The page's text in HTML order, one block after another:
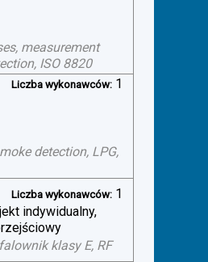
measurement
ISO 8820
Liczba wykonawców: 1
detection, LPG,
Liczba wykonawców: 1
indywidualny,
klasy E, RF